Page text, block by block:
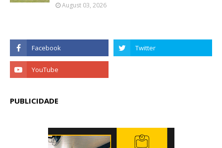
August 03, 2026
PUBLICIDADE